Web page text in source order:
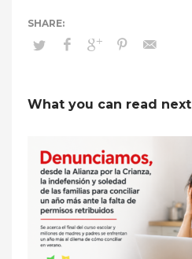
What you can read next